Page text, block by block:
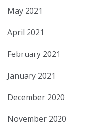
May 2021
April 2021
February 2021
January 2021
December 2020
November 2020